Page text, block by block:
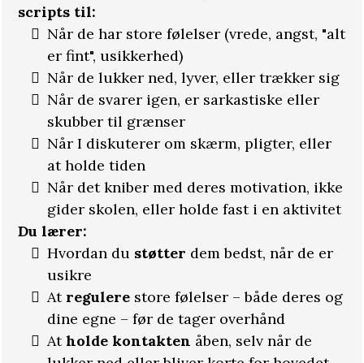
scripts til:
Når de har store følelser (vrede, angst, "alt
er fint", usikkerhed)
Når de lukker ned, lyver, eller trækker sig
Når de svarer igen, er sarkastiske eller
skubber til grænser
Når I diskuterer om skærm, pligter, eller
at holde tiden
Når det kniber med deres motivation, ikke
gider skolen, eller holde fast i en aktivitet
Du lærer:
Hvordan du støtter dem bedst, når de er
usikre
At regulere store følelser – både deres og
dine egne – før de tager overhånd
Atholde kontakten åben, selv når de